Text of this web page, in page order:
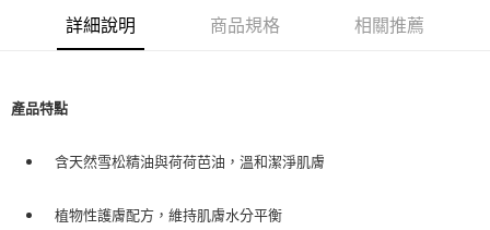
ATM付款
全家取貨付款
每筆NT$80，滿NT$999(含以上)免運費
詳細說明 商品規格 相關推薦
產品特點
含天然雪松精油與荷荷芭油，溫和潔淨肌膚
植物性護膚配方，維持肌膚水分平衡